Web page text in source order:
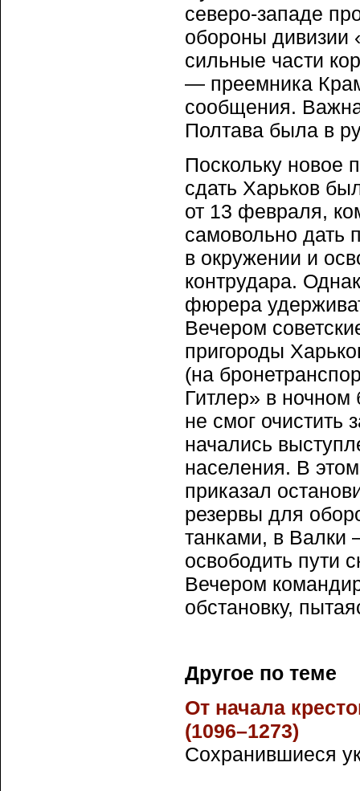
северо-западе
обороны дивизии
сильные части
— преемника
сообщения.
Полтава была в
Поскольку новое
сдать Харьков
от 13 февраля,
самовольно дать
в окружении и
контрудара.
фюрера
Вечером
пригороды
(на
Гитлер» в
не смог очистить
начались
населения. В
приказал
резервы для
танками, в Валки
освободить пути
Вечером
обстановку,
Другое по теме
От начала
(1096–1273)
Сохранившиеся